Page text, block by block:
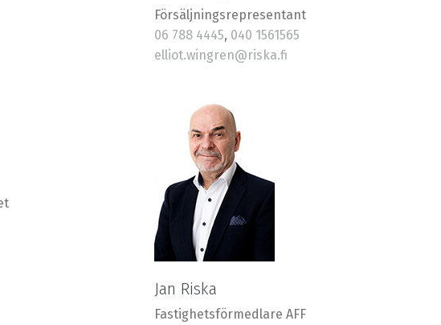
Försäljningsrepresentant
06 788 4445, 040 1561565
elliot.wingren@riska.fi
Jan Riska
Fastighetsförmedlare AFF